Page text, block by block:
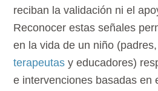
reciban la validación ni el
Reconocer estas señales
en la vida de un niño
terapeutas y educadores)
e intervenciones basadas en